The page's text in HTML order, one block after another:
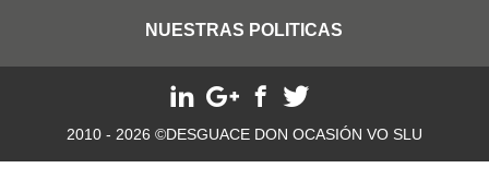
NUESTRAS POLITICAS
2010 - 2026 ©DESGUACE DON OCASIÓN VO SLU